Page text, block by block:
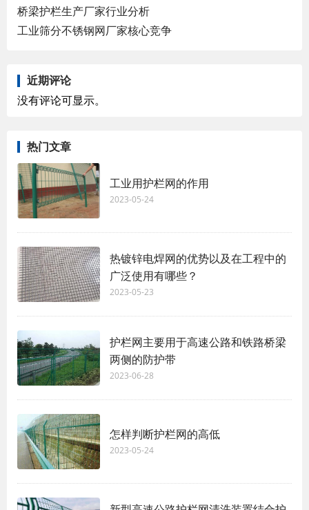
桥梁护栏生产厂家行业分析
工业筛分不锈钢网厂家核心竞争
近期评论
没有评论可显示。
热门文章
工业用护栏网的作用
2023-05-24
热镀锌电焊网的优势以及在工程中的
广泛使用有哪些？
2023-05-23
护栏网主要用于高速公路和铁路桥梁
两侧的防护带
2023-06-28
怎样判断护栏网的高低
2023-05-24